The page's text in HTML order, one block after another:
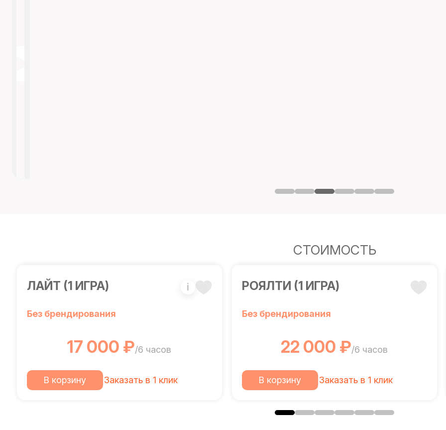
СТОИМОСТЬ
ЛАЙТ (1 ИГРА) i
Без брендирования
17 000 ₽/6 часов
В корзину Заказать в 1 клик
РОЯЛТИ (1 ИГРА)
Без брендирования
22 000 ₽/6 часов
В корзину Заказать в 1 клик